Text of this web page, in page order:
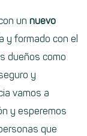
un nuevo
y formado con el
dueños como
y
vamos a
y esperemos
que